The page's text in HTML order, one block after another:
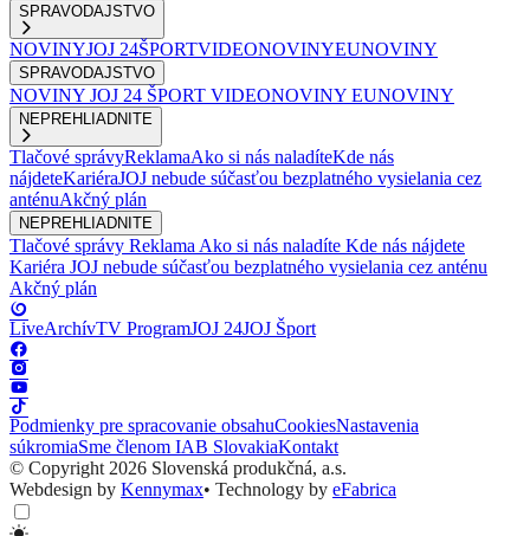
SPRAVODAJSTVO
NOVINYJOJ 24ŠPORTVIDEONOVINYEUNOVINY
SPRAVODAJSTVO
NOVINY JOJ 24 ŠPORT VIDEONOVINY EUNOVINY
NEPREHLIADNITE
Tlačové správyReklamaAko si nás naladíteKde nás
nájdeteKariéraJOJ nebude súčasťou bezplatného vysielania cez
anténuAkčný plán
NEPREHLIADNITE
Tlačové správy Reklama Ako si nás naladíte Kde nás nájdete
Kariéra JOJ nebude súčasťou bezplatného vysielania cez anténu
Akčný plán
LiveArchívTV ProgramJOJ 24JOJ Šport
Podmienky pre spracovanie obsahuCookiesNastavenia
súkromiaSme členom IAB SlovakiaKontakt
© Copyright 2026 Slovenská produkčná, a.s.
Webdesign by Kennymax• Technology by eFabrica